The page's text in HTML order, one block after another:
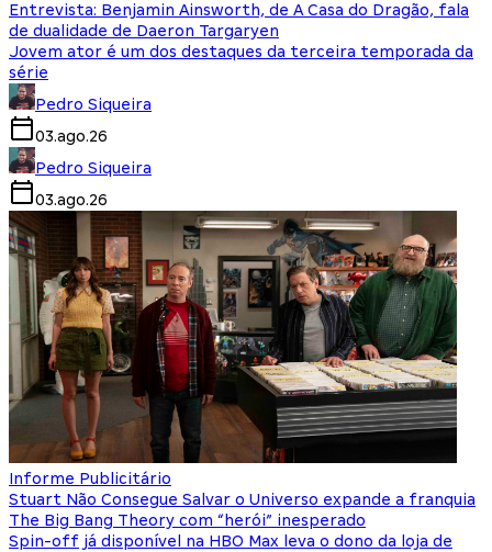
Entrevista: Benjamin Ainsworth, de A Casa do Dragão, fala
de dualidade de Daeron Targaryen
Jovem ator é um dos destaques da terceira temporada da
série
Pedro Siqueira
03.ago.26
Pedro Siqueira
03.ago.26
Informe Publicitário
Stuart Não Consegue Salvar o Universo expande a franquia
The Big Bang Theory com “herói” inesperado
Spin-off já disponível na HBO Max leva o dono da loja de